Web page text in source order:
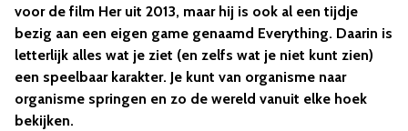
voor de film Her uit 2013, maar hij is ook al een tijdje
bezig aan een eigen game genaamd Everything. Daarin is
letterlijk alles wat je ziet (en zelfs wat je niet kunt zien)
een speelbaar karakter. Je kunt van organisme naar
organisme springen en zo de wereld vanuit elke hoek
bekijken.